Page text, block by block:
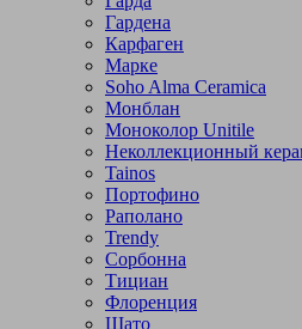
Гардена
Карфаген
Марке
Soho Alma Ceramica
Монблан
Моноколор Unitile
Неколлекционный
Tainos
Портофино
Раполано
Trendy
Сорбонна
Тициан
Флоренция
Шато